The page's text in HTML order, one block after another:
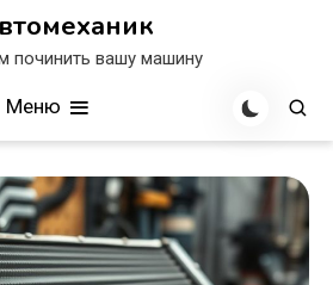
починить вашу машину
Меню